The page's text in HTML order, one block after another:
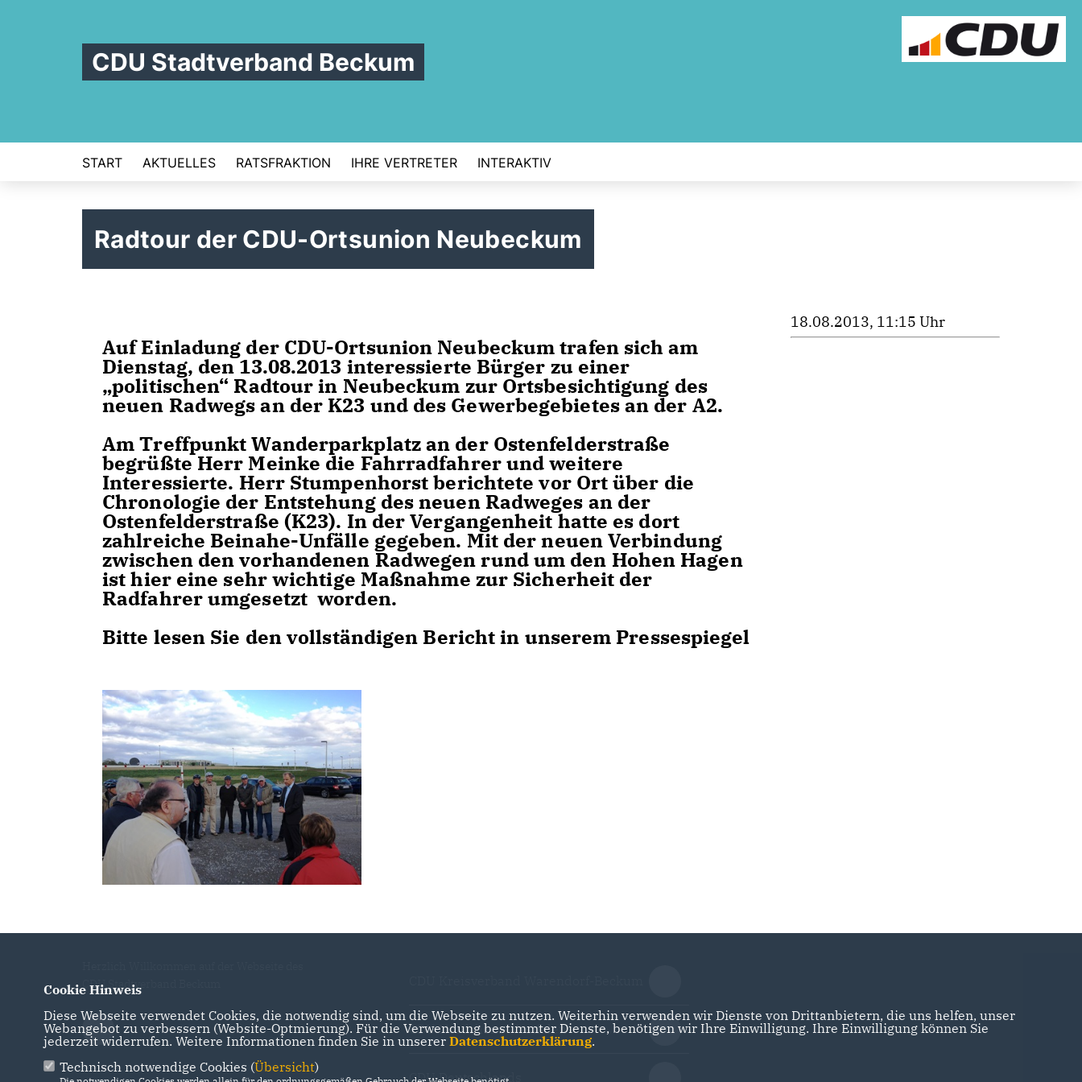
CDU Stadtverband Beckum
START AKTUELLES RATSFRAKTION IHRE VERTRETER INTERAKTIV
Radtour der CDU-Ortsunion Neubeckum
Auf Einladung der CDU-Ortsunion Neubeckum trafen sich am
Dienstag, den 13.08.2013 interessierte Bürger zu einer
politischen“ Radtour in Neubeckum zur Ortsbesichtigung des
neuen Radwegs an der K23 und des Gewerbegebietes an der A2.
Am Treffpunkt Wanderparkplatz an der Ostenfelderstraße
begrüßte Herr Meinke die Fahrradfahrer und weitere
Interessierte. Herr Stumpenhorst berichtete vor Ort über die
Chronologie der Entstehung des neuen Radweges an der
Ostenfelderstraße (K23). In der Vergangenheit hatte es dort
zahlreiche Beinahe-Unfälle gegeben. Mit der neuen Verbindung
zwischen den vorhandenen Radwegen rund um den Hohen Hagen
ist hier eine sehr wichtige Maßnahme zur Sicherheit der
Radfahrer umgesetzt worden.
Bitte lesen Sie den vollständigen Bericht in unserem Pressespiegel
18.08.2013, 11:15 Uhr
CDU Stadtverband Beckum
CDU Nordrhein-Westfalen
CDU Deutschlands
Cookie Hinweis
Diese Webseite verwendet Cookies, die notwendig sind, um die Webseite zu nutzen. Weiterhin verwenden wir Dienste von Drittanbietern, die uns helfen, unser
Webangebot zu verbessern (Website-Optmierung). Für die Verwendung bestimmter Dienste, benötigen wir Ihre Einwilligung. Ihre Einwilligung können Sie
jederzeit widerrufen. Weitere Informationen finden Sie in unserer Datenschutzerklärung.
Technisch notwendige Cookies (Übersicht)